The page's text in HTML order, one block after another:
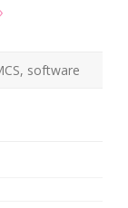
, software